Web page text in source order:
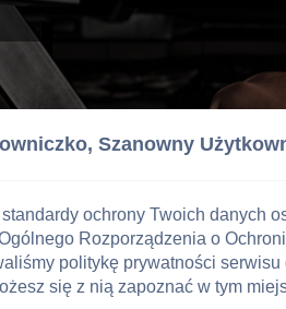
Szanowny
ochrony Twoich danych
Rozporządzenia o
politykę prywatności
się z nią zapoznać w tym